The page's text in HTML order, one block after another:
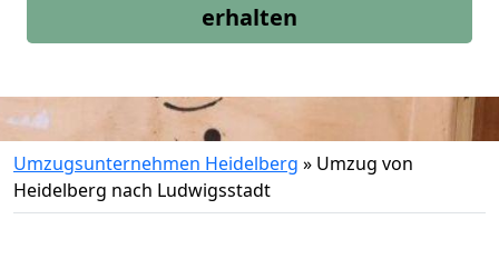
erhalten
Umzugsunternehmen Heidelberg » Umzug von
Heidelberg nach Ludwigsstadt